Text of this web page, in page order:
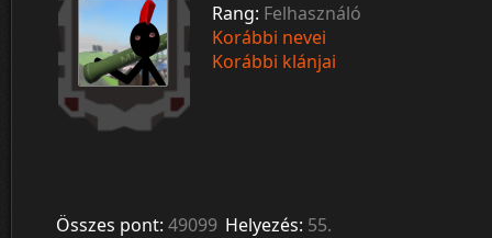
Rang: Felhasználó
Korábbi nevei
Korábbi klánjai
Összes pont: 49099 Helyezés: 55.